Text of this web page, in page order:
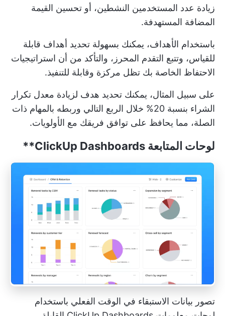
زيادة عدد المستخدمين النشطين، أو تحسين القيمة
المضافة المستهدفة.
باستخدام الأهداف، يمكنك بسهولة تحديد أهداف قابلة
للقياس، وتتبع التقدم المحرز، والتأكد من أن استراتيجيات
الاحتفاظ الخاصة بك تظل مركزة وقابلة للتنفيذ.
على سبيل المثال، يمكنك تحديد هدف لزيادة معدل تكرار
الشراء بنسبة 20% خلال الربع التالي وربطه بالمهام ذات
الصلة، مما يحافظ على توافق فريقك مع الأولويات.
لوحات المتابعة ClickUp Dashboards**
تصور بيانات الاستبقاء في الوقت الفعلي باستخدام